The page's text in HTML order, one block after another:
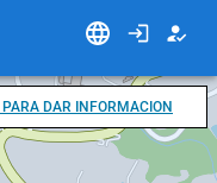
DAR INFORMACION